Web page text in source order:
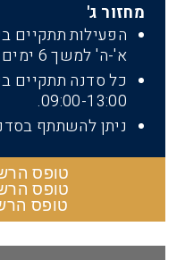
מחזור ג'
הפעילות תתקיים
א'-ה' למשך 6 ימים.
כל סדנה תתקיים
09:00-13:00.
ניתן להשתתף
טופס
טופס
טופס